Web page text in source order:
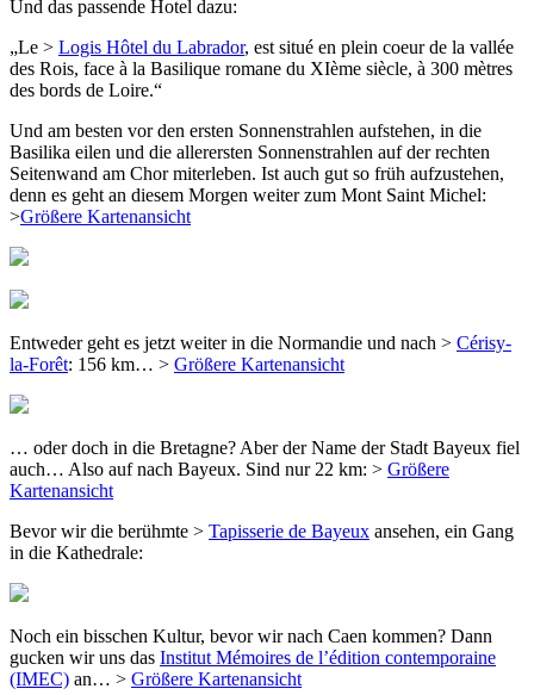
Und das passende Hotel dazu:
„Le > Logis Hôtel du Labrador, est situé en plein coeur de la vallée
des Rois, face à la Basilique romane du XIème siècle, à 300 mètres
des bords de Loire.“
Und am besten vor den ersten Sonnenstrahlen aufstehen, in die
Basilika eilen und die allerersten Sonnenstrahlen auf der rechten
Seitenwand am Chor miterleben. Ist auch gut so früh aufzustehen,
denn es geht an diesem Morgen weiter zum Mont Saint Michel:
>Größere Kartenansicht
Entweder geht es jetzt weiter in die Normandie und nach > Cérisy-
la-Forêt: 156 km… > Größere Kartenansicht
… oder doch in die Bretagne? Aber der Name der Stadt Bayeux fiel
auch… Also auf nach Bayeux. Sind nur 22 km: > Größere
Kartenansicht
Bevor wir die berühmte > Tapisserie de Bayeux ansehen, ein Gang
in die Kathedrale:
Noch ein bisschen Kultur, bevor wir nach Caen kommen? Dann
gucken wir uns das Institut Mémoires de l’édition contemporaine
(IMEC) an… > Größere Kartenansicht